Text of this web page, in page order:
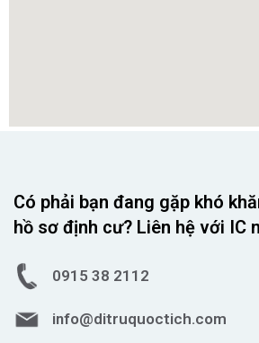
Có phải bạn đang gặp khó
hồ sơ định cư? Liên hệ với IC
0915 38 2112
info@ditruquoctich.com